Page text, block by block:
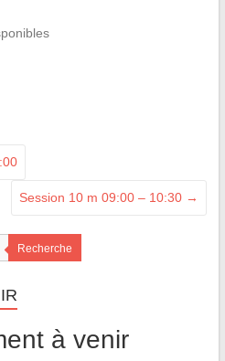
Session 10 m 09:00 – 10:30 →
Recherche
à venir